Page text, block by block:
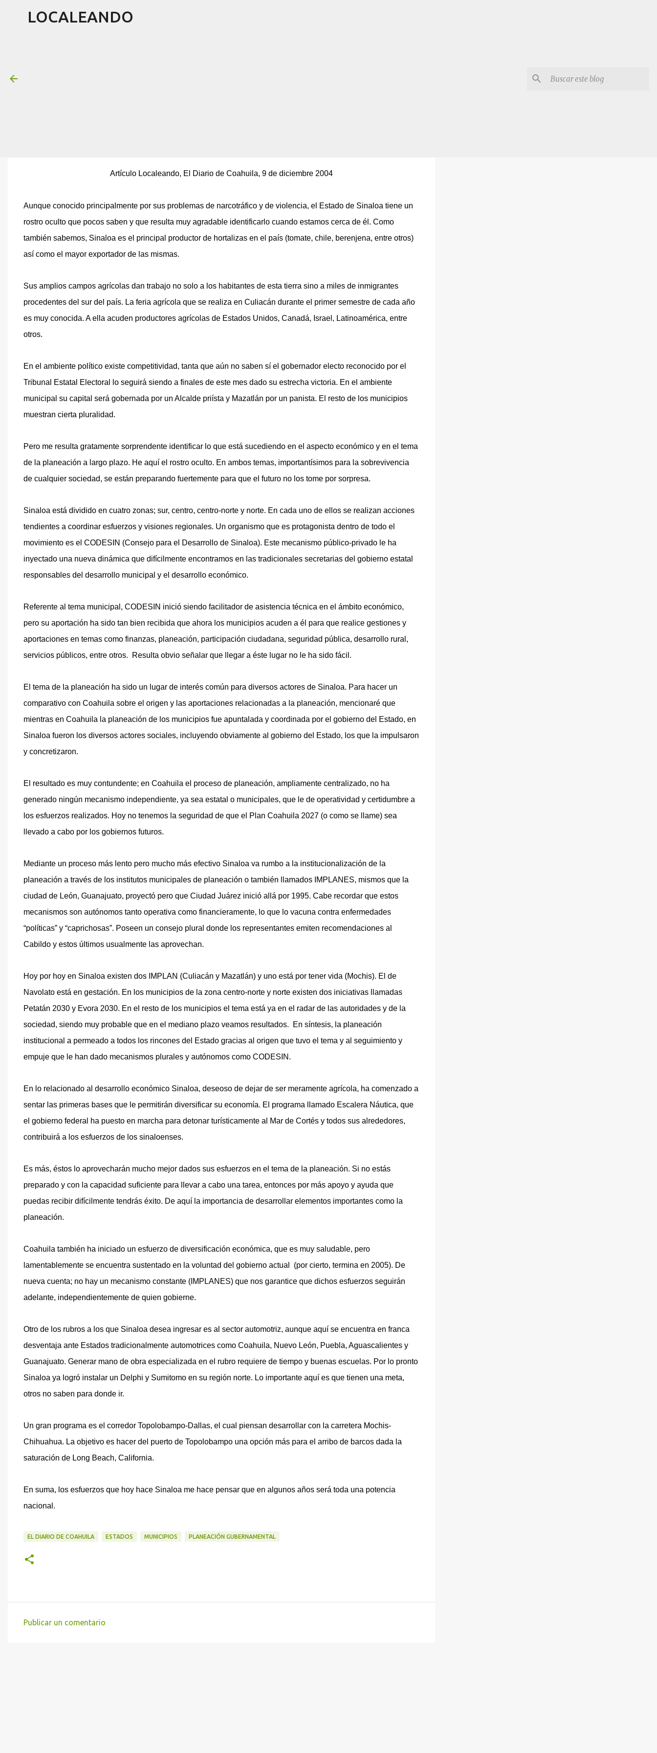
LOCALEANDO
Artículo Localeando, El Diario de Coahuila, 9 de diciembre 2004
Aunque conocido principalmente por sus problemas de narcotráfico y de violencia, el Estado de Sinaloa tiene un
rostro oculto que pocos saben y que resulta muy agradable identificarlo cuando estamos cerca de él. Como
también sabemos, Sinaloa es el principal productor de hortalizas en el país (tomate, chile, berenjena, entre otros)
así como el mayor exportador de las mismas.
Sus amplios campos agrícolas dan trabajo no solo a los habitantes de esta tierra sino a miles de inmigrantes
procedentes del sur del país. La feria agrícola que se realiza en Culiacán durante el primer semestre de cada año
es muy conocida. A ella acuden productores agrícolas de Estados Unidos, Canadá, Israel, Latinoamérica, entre
otros.
En el ambiente político existe competitividad, tanta que aún no saben sí el gobernador electo reconocido por el
Tribunal Estatal Electoral lo seguirá siendo a finales de este mes dado su estrecha victoria. En el ambiente
municipal su capital será gobernada por un Alcalde priísta y Mazatlán por un panista. El resto de los municipios
muestran cierta pluralidad.
Pero me resulta gratamente sorprendente identificar lo que está sucediendo en el aspecto económico y en el tema
de la planeación a largo plazo. He aquí el rostro oculto. En ambos temas, importantísimos para la sobrevivencia
de cualquier sociedad, se están preparando fuertemente para que el futuro no los tome por sorpresa.
Sinaloa está dividido en cuatro zonas; sur, centro, centro-norte y norte. En cada uno de ellos se realizan acciones
tendientes a coordinar esfuerzos y visiones regionales. Un organismo que es protagonista dentro de todo el
movimiento es el CODESIN (Consejo para el Desarrollo de Sinaloa). Este mecanismo público-privado le ha
inyectado una nueva dinámica que difícilmente encontramos en las tradicionales secretarias del gobierno estatal
responsables del desarrollo municipal y el desarrollo económico.
Referente al tema municipal, CODESIN inició siendo facilitador de asistencia técnica en el ámbito económico,
pero su aportación ha sido tan bien recibida que ahora los municipios acuden a él para que realice gestiones y
aportaciones en temas como finanzas, planeación, participación ciudadana, seguridad pública, desarrollo rural,
servicios públicos, entre otros.
Resulta obvio señalar que llegar a éste lugar no le ha sido fácil.
El tema de la planeación ha sido un lugar de interés común para diversos actores de Sinaloa. Para hacer un
comparativo con Coahuila sobre el origen y las aportaciones relacionadas a la planeación, mencionaré que
mientras en Coahuila la planeación de los municipios fue apuntalada y coordinada por el gobierno del Estado, en
Sinaloa fueron los diversos actores sociales, incluyendo obviamente al gobierno del Estado, los que la impulsaron
y concretizaron.
El resultado es muy contundente; en Coahuila el proceso de planeación, ampliamente centralizado, no ha
generado ningún mecanismo independiente, ya sea estatal o municipales, que le de operatividad y certidumbre a
los esfuerzos realizados. Hoy no tenemos la seguridad de que el Plan Coahuila 2027 (o como se llame) sea
llevado a cabo por los gobiernos futuros.
Mediante un proceso más lento pero mucho más efectivo Sinaloa va rumbo a la institucionalización de la
planeación a través de los institutos municipales de planeación o también llamados IMPLANES, mismos que la
ciudad de León, Guanajuato, proyectó pero que Ciudad Juárez inició allá por 1995. Cabe recordar que estos
mecanismos son autónomos tanto operativa como financieramente, lo que lo vacuna contra enfermedades
“políticas” y “caprichosas”. Poseen un consejo plural donde los representantes emiten recomendaciones al
Cabildo y estos últimos usualmente las aprovechan.
Hoy por hoy en Sinaloa existen dos IMPLAN (Culiacán y Mazatlán) y uno está por tener vida (Mochis). El de
Navolato está en gestación. En los municipios de la zona centro-norte y norte existen dos iniciativas llamadas
Petatán 2030 y Evora 2030. En el resto de los municipios el tema está ya en el radar de las autoridades y de la
sociedad, siendo muy probable que en el mediano plazo veamos resultados.
En síntesis, la planeación
institucional a permeado a todos los rincones del Estado gracias al origen que tuvo el tema y al seguimiento y
empuje que le han dado mecanismos plurales y autónomos como CODESIN.
En lo relacionado al desarrollo económico Sinaloa, deseoso de dejar de ser meramente agrícola, ha comenzado a
sentar las primeras bases que le permitirán diversificar su economía. El programa llamado Escalera Náutica, que
el gobierno federal ha puesto en marcha para detonar turísticamente al Mar de Cortés y todos sus alrededores,
contribuirá a los esfuerzos de los sinaloenses.
Es más, éstos lo aprovecharán mucho mejor dados sus esfuerzos en el tema de la planeación. Si no estás
preparado y con la capacidad suficiente para llevar a cabo una tarea, entonces por más apoyo y ayuda que
puedas recibir difícilmente tendrás éxito. De aquí la importancia de desarrollar elementos importantes como la
planeación.
Coahuila también ha iniciado un esfuerzo de diversificación económica, que es muy saludable, pero
lamentablemente se encuentra sustentado en la voluntad del gobierno actual
(por cierto, termina en 2005). De
nueva cuenta; no hay un mecanismo constante (IMPLANES) que nos garantice que dichos esfuerzos seguirán
adelante, independientemente de quien gobierne.
Otro de los rubros a los que Sinaloa desea ingresar es al sector automotriz, aunque aquí se encuentra en franca
desventaja ante Estados tradicionalmente automotrices como Coahuila, Nuevo León, Puebla, Aguascalientes y
Guanajuato. Generar mano de obra especializada en el rubro requiere de tiempo y buenas escuelas. Por lo pronto
Sinaloa ya logró instalar un Delphi y Sumitomo en su región norte. Lo importante aquí es que tienen una meta,
otros no saben para donde ir.
Un gran programa es el corredor Topolobampo-Dallas, el cual piensan desarrollar con la carretera Mochis-
Chihuahua. La objetivo es hacer del puerto de Topolobampo una opción más para el arribo de barcos dada la
saturación de Long Beach, California.
En suma, los esfuerzos que hoy hace Sinaloa me hace pensar que en algunos años será toda una potencia
nacional.
EL DIARIO DE COAHUILA ESTADOS MUNICIPIOS PLANEACIÓN GUBERNAMENTAL
Publicar un comentario